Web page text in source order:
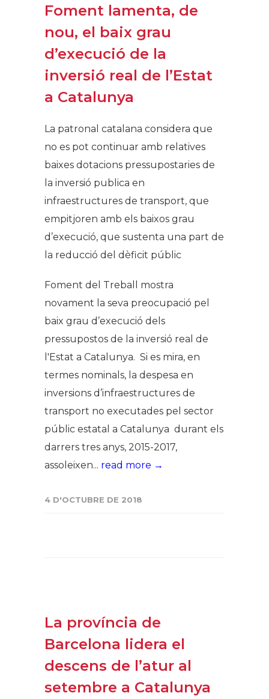
Foment lamenta, de
nou, el baix grau
d’execució de la
inversió real de l’Estat
a Catalunya
La patronal catalana considera que
no es pot continuar amb relatives
baixes dotacions pressupostaries de
la inversió publica en
infraestructures de transport, que
empitjoren amb els baixos grau
d’execució, que sustenta una part de
la reducció del dèficit públic
Foment del Treball mostra
novament la seva preocupació pel
baix grau d’execució dels
pressupostos de la inversió real de
l'Estat a Catalunya. Si es mira, en
termes nominals, la despesa en
inversions d’infraestructures de
transport no executades pel sector
públic estatal a Catalunya durant els
darrers tres anys, 2015-2017,
assoleixen... read more →
4 D'OCTUBRE DE 2018
La província de
Barcelona lidera el
descens de l’atur al
setembre a Catalunya